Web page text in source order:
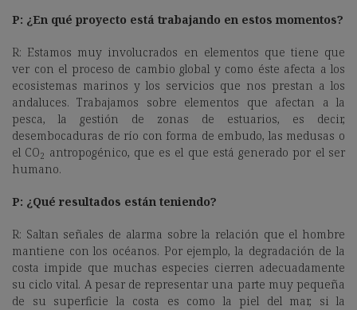
P: ¿En qué proyecto está trabajando en estos momentos?
R: Estamos muy involucrados en elementos que tiene que
ver con el proceso de cambio global y como éste afecta a los
ecosistemas marinos y los servicios que nos prestan a los
andaluces. Trabajamos sobre elementos que afectan a la
pesca, la gestión de zonas de estuarios, es decir,
desembocaduras de río con forma de embudo, las medusas o
el CO2 antropogénico, que es el que está generado por el ser
humano.
P: ¿Qué resultados están teniendo?
R: Saltan señales de alarma sobre la relación que el hombre
mantiene con los océanos. Por ejemplo, la degradación de la
costa impide que muchas especies cierren adecuadamente
su ciclo vital. A pesar de representar una parte muy pequeña
de su superficie la costa es como la piel del mar, si la